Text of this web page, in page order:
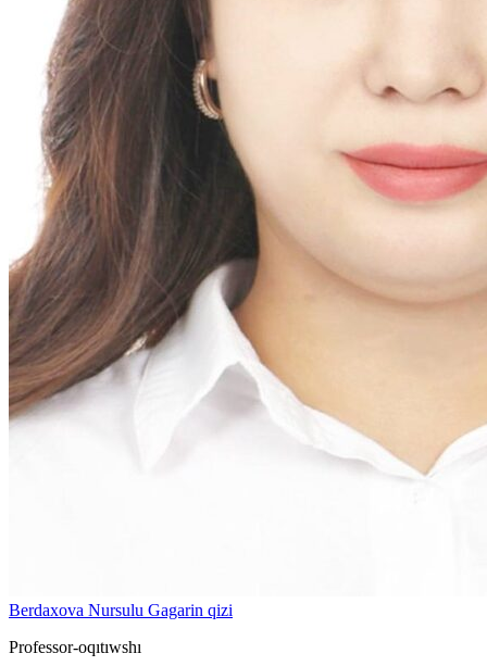
Berdaxova Nursulu Gagarin qizi
Professor-oqıtıwshı